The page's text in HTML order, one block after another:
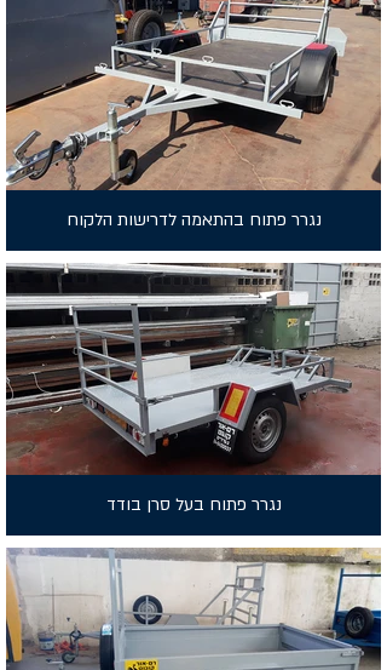
נגרר פתוח בהתאמה לדרישות הלקוח
נגרר פתוח בעל סרן בודד